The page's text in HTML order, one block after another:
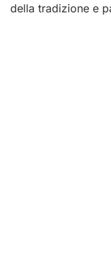
della tradizione e